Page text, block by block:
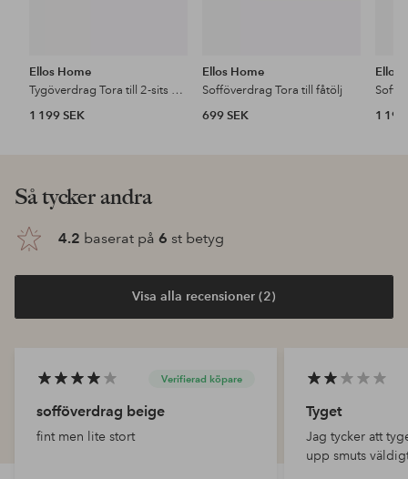
Ellos Home
Tygöverdrag Tora till 2-sits soffa
1 199 SEK
Ellos Home
Sofföverdrag Tora till fåtölj
699 SEK
Ellos
1 199
Så tycker andra
4.2 baserat på 6 st betyg
Visa alla recensioner (2)
Verifierad köpare
sofföverdrag beige
fint men lite stort
Tyget
Jag tycker att
upp smuts